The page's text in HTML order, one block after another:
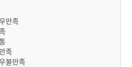
만족
족
불만족